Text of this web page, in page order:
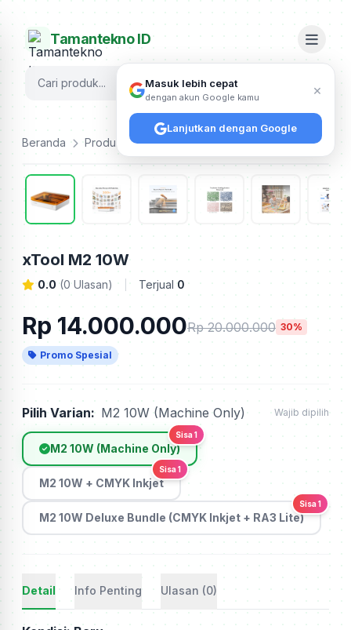
Tamantekno ID
Beranda Produk Xtool xTool M2 10W
xTool M2 10W
0.0 (0 Ulasan) Terjual 0
Rp 14.000.000Rp 20.000.000 30%
Promo Spesial
Pilih Varian: M2 10W (Machine Only) Wajib dipilih
M2 10W (Machine Only)
Sisa 1
M2 10W + CMYK Inkjet
Sisa 1
M2 10W Deluxe Bundle (CMYK Inkjet + RA3 Lite)
Sisa 1
Detail Info Penting Ulasan (0)
Masuk lebih cepat
dengan akun Google kamu ×
Lanjutkan dengan Google